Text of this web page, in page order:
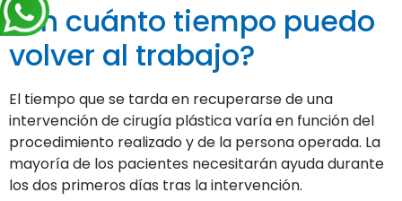
¿En cuánto tiempo puedo
volver al trabajo?
El tiempo que se tarda en recuperarse de una
intervención de cirugía plástica varía en función del
procedimiento realizado y de la persona operada. La
mayoría de los pacientes necesitarán ayuda durante
los dos primeros días tras la intervención.